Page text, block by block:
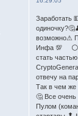
Заработать
возможно⚠
Инфа 💯
стать
отвечу на
Так в чем же
🤔 Все
Пулом